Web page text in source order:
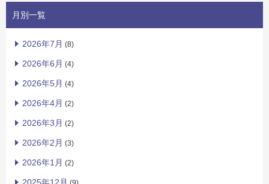
月別一覧
2026年7月 (8)
2026年6月 (4)
2026年5月 (4)
2026年4月 (2)
2026年3月 (2)
2026年2月 (3)
2026年1月 (2)